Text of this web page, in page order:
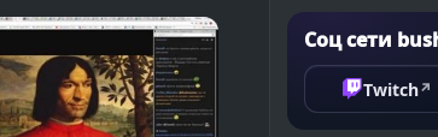
Соц сети
Twitch↗